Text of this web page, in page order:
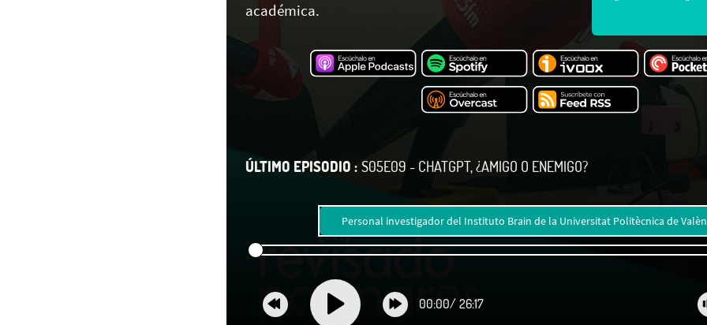
académica.
ÚLTIMO EPISODIO : S05E09 - CHATGPT, ¿AMIGO O ENEMIGO?
Personal investigador del Instituto Brain de la Universitat Politècnica de
00:00/ 26:17